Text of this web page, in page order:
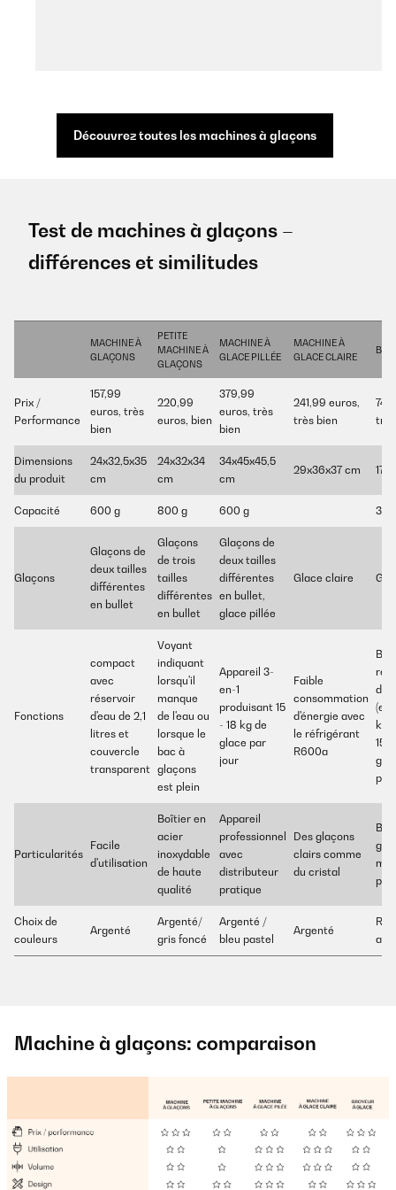
Découvrez toutes les machines à glaçons
Test de machines à glaçons –
différences et similitudes
MACHINE À
GLAÇONS
PETITE
MACHINE À
GLAÇONS
MACHINE À
GLACE PILLÉE
MACHINE À
GLACE CLAIRE
Prix /
Performance
157,99
euros, très
bien
220,99
euros, bien
379,99
euros, très
bien
241,99 euros,
très bien
Dimensions
du produit
24x32,5x35
cm
24x32x34
cm
34x45x45,5
cm
29x36x37 cm
Capacité 600 g 800 g 600 g 3,5
Glaçons
Glaçons de
deux tailles
différentes
en bullet
Glaçons
de trois
tailles
différentes
en bullet
Glaçons de
deux tailles
différentes
en bullet,
glace pillée
Glace claire
Fonctions
compact
avec
réservoir
d'eau de 2,1
litres et
couvercle
transparent
Voyant
indiquant
lorsqu'il
manque
de l'eau ou
lorsque le
bac à
glaçons
est plein
Appareil 3-
en-1
produisant 15
- 18 kg de
glace par
jour
Faible
consommation
d'énergie avec
le réfrigérant
R600a
de
15
par
Particularités
Facile
d'utilisation
Boîtier en
acier
inoxydable
de haute
qualité
Appareil
professionnel
avec
distributeur
pratique
Des glaçons
clairs comme
du cristal
Choix de
couleurs
Argenté
Argenté/
gris foncé
Argenté /
bleu pastel
Argenté
Machine à glaçons: comparaison